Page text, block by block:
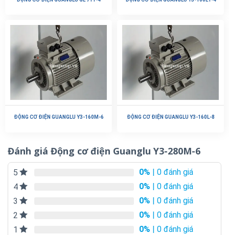
ĐỘNG CƠ ĐIỆN GUANGLU Y3-160M-6 ĐỘNG CƠ ĐIỆN GUANGLU Y3-160L-8
Đánh giá Động cơ điện Guanglu Y3-280M-6
5 0% | 0 đánh giá
4
0% | 0 đánh giá
3
0% | 0 đánh giá
2
0% | 0 đánh giá
1
0% | 0 đánh giá